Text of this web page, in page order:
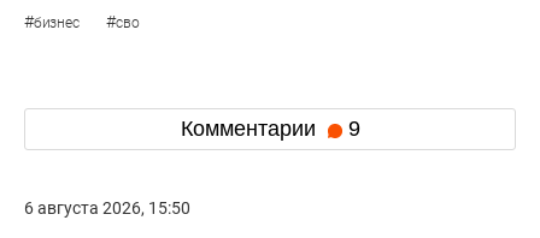
#бизнес #сво
Комментарии 9
6 августа 2026, 15:50